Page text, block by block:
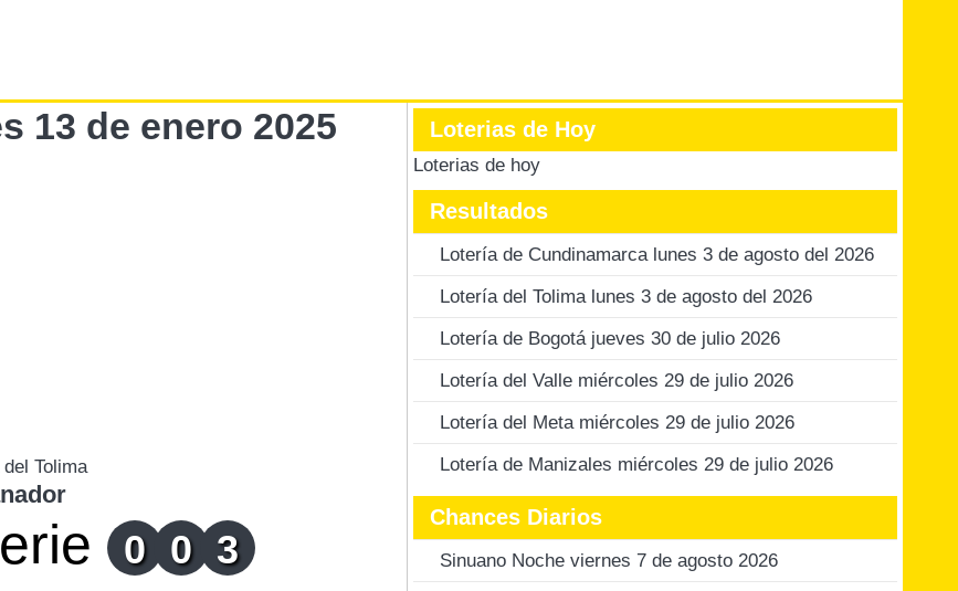
13 de enero 2025
Tolima
0 0 3
Loterias de Hoy
Loterias de hoy
Resultados
Lotería de Cundinamarca lunes 3 de agosto del 2026
Lotería del Tolima lunes 3 de agosto del 2026
Lotería de Bogotá jueves 30 de julio 2026
Lotería del Valle miércoles 29 de julio 2026
Lotería del Meta miércoles 29 de julio 2026
Lotería de Manizales miércoles 29 de julio 2026
Chances Diarios
Sinuano Noche viernes 7 de agosto 2026